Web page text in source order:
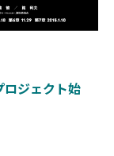
ロジェクト始